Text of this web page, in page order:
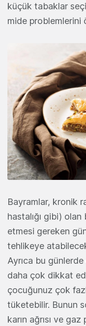
küçük tabaklar
mide problemlerini
Bayramlar, kronik
hastalığı gibi)
etmesi gereken
tehlikeye
Ayrıca bu
daha çok dikkat
çocuğunuz çok
tüketebilir. Bunun
karın ağrısı ve